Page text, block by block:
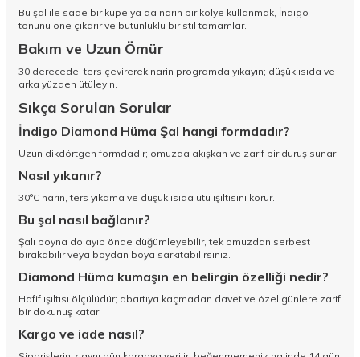
Bu şal ile sade bir küpe ya da narin bir kolye kullanmak, İndigo
tonunu öne çıkarır ve bütünlüklü bir stil tamamlar.
Bakım ve Uzun Ömür
30 derecede, ters çevirerek narin programda yıkayın; düşük ısıda ve
arka yüzden ütüleyin.
Sıkça Sorulan Sorular
İndigo Diamond Hüma Şal hangi formdadır?
Uzun dikdörtgen formdadır; omuzda akışkan ve zarif bir duruş sunar.
Nasıl yıkanır?
30°C narin, ters yıkama ve düşük ısıda ütü ışıltısını korur.
Bu şal nasıl bağlanır?
Şalı boyna dolayıp önde düğümleyebilir, tek omuzdan serbest
bırakabilir veya boydan boya sarkıtabilirsiniz.
Diamond Hüma kumaşın en belirgin özelliği nedir?
Hafif ışıltısı ölçülüdür; abartıya kaçmadan davet ve özel günlere zarif
bir dokunuş katar.
Kargo ve iade nasıl?